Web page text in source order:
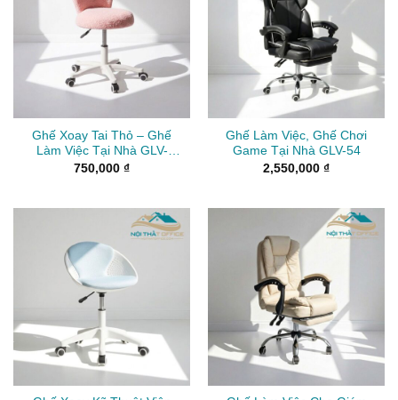
Ghế Xoay Tai Thỏ – Ghế
Làm Việc Tại Nhà GLV-
0117
750,000 ₫
Ghế Làm Việc, Ghế Chơi
Game Tại Nhà GLV-54
2,550,000 ₫